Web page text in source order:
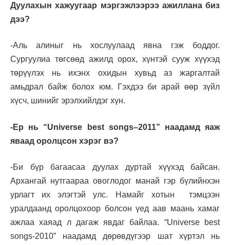
Дуулахын хажуугаар мэргэжлээрээ ажиллана биз
дээ?
-Аль алиныг нь хослуулаад явна гэж боддог.
Сургуулиа төгсөөд ажилд орох, хүнтэй сууж хүүхэд
төрүүлэх нь ихэнх охидын хувьд аз жаргалтай
амьдрал байж болох юм. Гэхдээ би арай өөр зүйл
хүсч, шинийг эрэлхийлдэг хүн.
-Ер нь “Universe best songs–2011” наадамд яаж
яваад оролцсон хэрэг вэ?
-Би бүр багаасаа дуулах дуртай хүүхэд байсан.
Архангай нутгаараа овоглодог манай гэр бүлийнхэн
урлагт их элэгтэй улс. Намайг хотын тэмцээн
уралдаанд оролцохоор болсон үед аав маань хамаг
ажлаа хаяад л дагаж явдаг байлаа. “Universe best
songs-2010” наадамд дөрөвдүгээр шат хүртэл нь